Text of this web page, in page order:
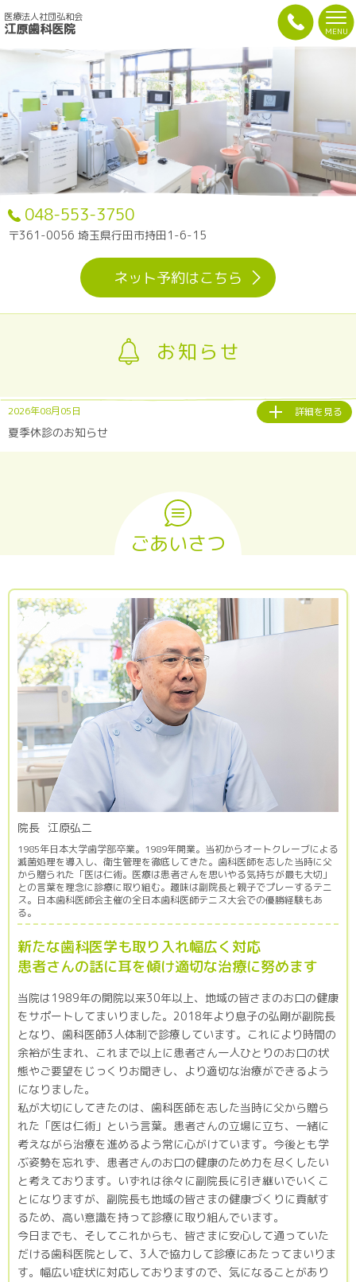
医療法人社団弘和会
江原歯科医院 MENU
048-553-3750
〒361-0056 埼玉県行田市持田1-6-15
ネット予約はこちら
お知らせ
2026年08月05日
夏季休診のお知らせ
詳細を見る
ごあいさつ
院長 江原弘二
1985年日本大学歯学部卒業。1989年開業。当初からオートクレーブによる
滅菌処理を導入し、衛生管理を徹底してきた。歯科医師を志した当時に父
から贈られた「医は仁術。医療は患者さんを思いやる気持ちが最も大切」
との言葉を理念に診療に取り組む。趣味は副院長と親子でプレーするテニ
ス。日本歯科医師会主催の全日本歯科医師テニス大会での優勝経験もあ
る。
新たな歯科医学も取り入れ幅広く対応
患者さんの話に耳を傾け適切な治療に努めます
当院は1989年の開院以来30年以上、地域の皆さまのお口の健康
をサポートしてまいりました。2018年より息子の弘剛が副院長
となり、歯科医師3人体制で診療しています。これにより時間の
余裕が生まれ、これまで以上に患者さん一人ひとりのお口の状
態やご要望をじっくりお聞きし、より適切な治療ができるよう
になりました。
私が大切にしてきたのは、歯科医師を志した当時に父から贈ら
れた「医は仁術」という言葉。患者さんの立場に立ち、一緒に
考えながら治療を進めるよう常に心がけています。今後とも学
ぶ姿勢を忘れず、患者さんのお口の健康のため力を尽くしたい
と考えております。いずれは徐々に副院長に引き継いでいくこ
とになりますが、副院長も地域の皆さまの健康づくりに貢献す
るため、高い意識を持って診療に取り組んでいます。
今日までも、そしてこれからも、皆さまに安心して通っていた
だける歯科医院として、3人で協力して診療にあたってまいりま
す。幅広い症状に対応しておりますので、気になることがあり